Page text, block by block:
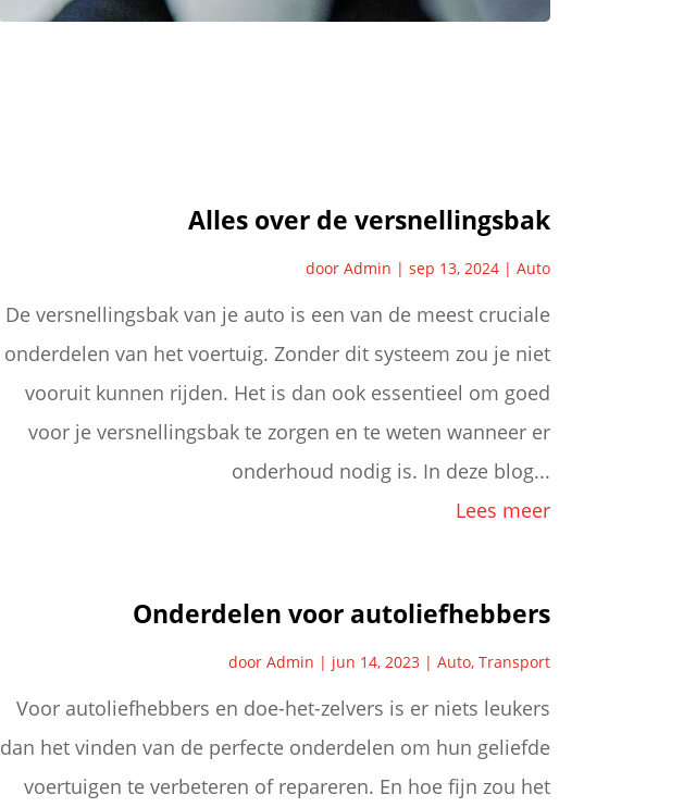
Alles over de versnellingsbak
door Admin | sep 13, 2024| Auto
De versnellingsbak van je auto is een van de meest cruciale
onderdelen van het voertuig. Zonder dit systeem zou je niet
vooruit kunnen rijden. Het is dan ook essentieel om goed
voor je versnellingsbak te zorgen en te weten wanneer er
onderhoud nodig is. In deze blog...
Lees meer
Onderdelen voor autoliefhebbers
door Admin | jun 14, 2023| Auto, Transport
Voor autoliefhebbers en doe-het-zelvers is er niets leukers
dan het vinden van de perfecte onderdelen om hun geliefde
voertuigen te verbeteren of repareren. En hoe fijn zou het